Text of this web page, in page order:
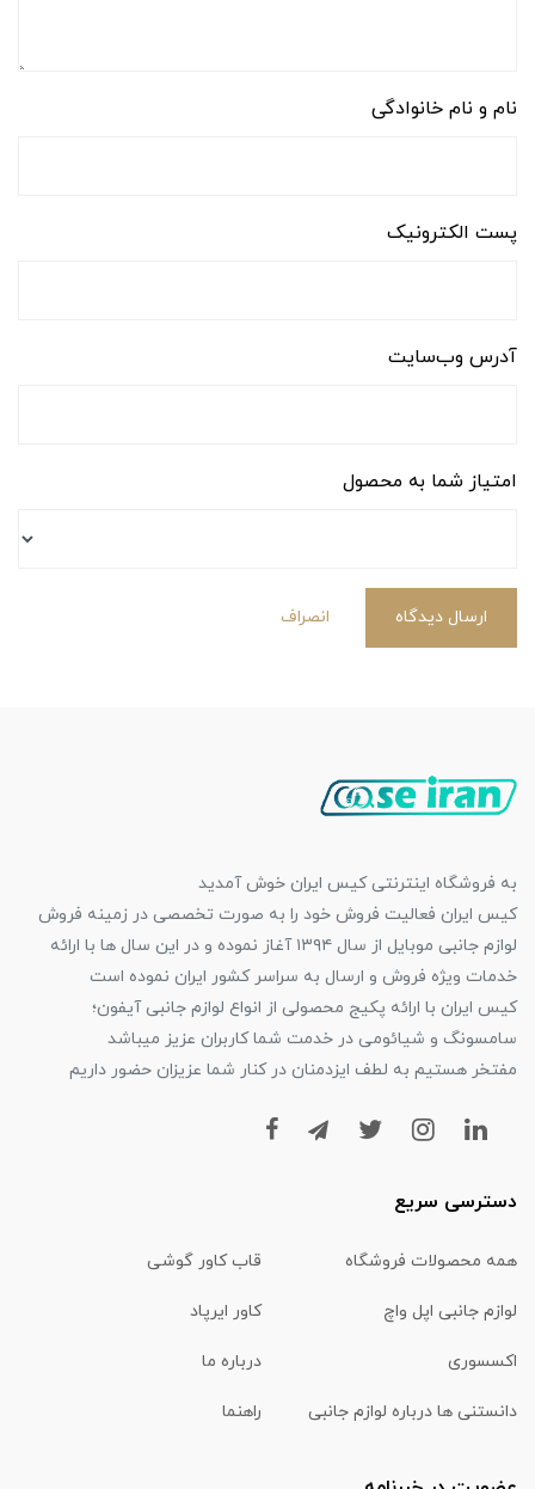
نام و نام خانوادگی
پست الکترونیک
آدرس وب‌سایت
امتیاز شما به محصول
ارسال دیدگاه انصراف
به فروشگاه اینترنتی کیس ایران خوش آمدید
کیس ایران فعالیت فروش خود را به صورت تخصصی در زمینه فروش
لوازم جانبی موبایل از سال ۱۳۹۴ آغاز نموده و در این سال ها با ارائه
خدمات ویژه فروش و ارسال به سراسر کشور ایران نموده است
کیس ایران با ارائه پکیج محصولی از انواع لوازم جانبی آیفون؛
سامسونگ و شیائومی در خدمت شما کاربران عزیز میباشد
مفتخر هستیم به لطف ایزدمنان در کنار شما عزیزان حضور داریم
دسترسی سریع
همه محصولات فروشگاه قاب کاور گوشی
لوازم جانبی اپل واچ کاور ایرپاد
اکسسوری درباره ما
دانستنی ها درباره لوازم جانبی راهنما